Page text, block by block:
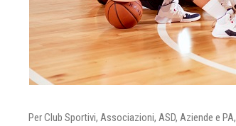
Per Club Sportivi, Associazioni, ASD, Aziende e PA,